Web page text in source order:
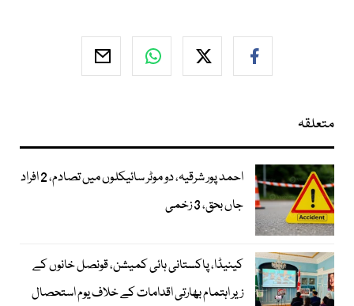
متعلقہ
احمد پور شرقیہ، دو موٹر سائیکلوں میں تصادم، 2 افراد
جاں بحق، 3 زخمی
کینیڈا، پاکستانی ہائی کمیشن، قونصل خانوں کے
زیر اہتمام بھارتی اقدامات کے خلاف یوم استحصال